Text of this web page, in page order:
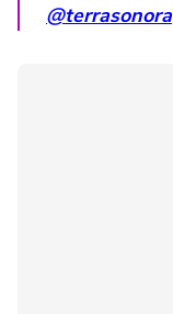
@terrasonora